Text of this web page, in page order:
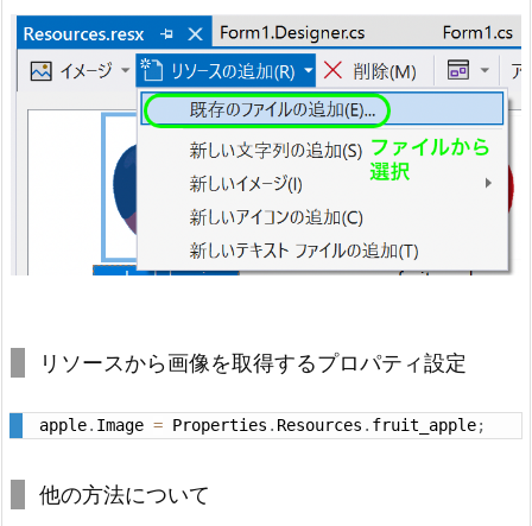
リソースから画像を取得するプロパティ設定
apple. Image = Properties . Resources . fruit_apple;
他の方法について